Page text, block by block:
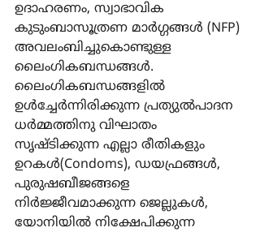
ഉദാഹരണം, സ്വാഭാവിക
കുടുംബാസൂത്രണ മാര്‍ഗ്ഗങ്ങള്‍ (NFP)
അവലംബിച്ചുകൊണ്ടുള്ള
ലൈംഗികബന്ധങ്ങള്‍.
ലൈംഗികബന്ധങ്ങളില്‍
ഉള്‍ച്ചേര്‍ന്നിരിക്കുന്ന പ്രത്യുല്‍പാദന
ധര്‍മ്മത്തിനു വിഘാതം
സൃഷ്ടിക്കുന്ന എല്ലാ രീതികളും
ഉറകള്‍(Condoms), ഡയഫ്രങ്ങള്‍,
പുരുഷബീജങ്ങളെ
നിര്‍ജ്ജീവമാക്കുന്ന ജെല്ലുകള്‍,
യോനിയില്‍ നിക്ഷേപിക്കുന്ന